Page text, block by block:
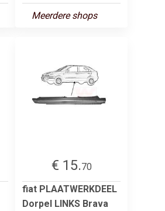
Meerdere shops
€ 15.70
fiat PLAATWERKDEEL
Dorpel LINKS Brava